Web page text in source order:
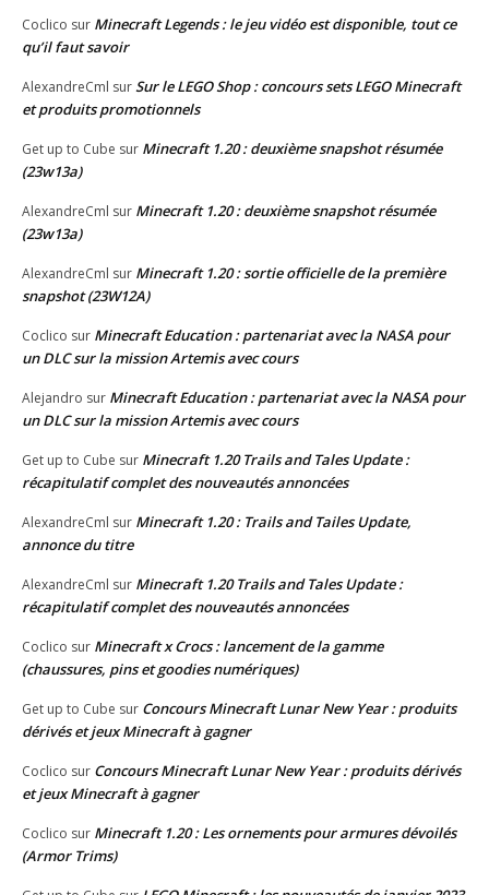
Coclico sur Minecraft Legends : le jeu vidéo est disponible, tout ce
qu’il faut savoir
AlexandreCml surSur le LEGO Shop : concours sets LEGO Minecraft
et produits promotionnels
Get up to Cube sur Minecraft 1.20 : deuxième snapshot résumée
(23w13a)
AlexandreCml sur Minecraft 1.20 : deuxième snapshot résumée
(23w13a)
AlexandreCml sur Minecraft 1.20 : sortie officielle de la première
snapshot (23W12A)
Coclico sur Minecraft Education : partenariat avec la NASA pour
un DLC sur la mission Artemis avec cours
Alejandro sur Minecraft Education : partenariat avec la NASA pour
un DLC sur la mission Artemis avec cours
Get up to Cube sur Minecraft 1.20 Trails and Tales Update :
récapitulatif complet des nouveautés annoncées
AlexandreCml sur Minecraft 1.20 : Trails and Tailes Update,
annonce du titre
AlexandreCml sur Minecraft 1.20 Trails and Tales Update :
récapitulatif complet des nouveautés annoncées
Coclico sur Minecraft x Crocs : lancement de la gamme
(chaussures, pins et goodies numériques)
Get up to Cube sur Concours Minecraft Lunar New Year : produits
dérivés et jeux Minecraft à gagner
Coclico sur Concours Minecraft Lunar New Year : produits dérivés
et jeux Minecraft à gagner
Coclico sur Minecraft 1.20 : Les ornements pour armures dévoilés
(Armor Trims)